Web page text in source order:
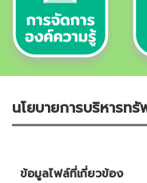
นโยบายการบริหารท
ข้อมูลไฟล์ที่เกี่ยวข้อง